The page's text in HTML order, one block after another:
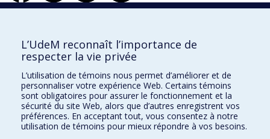
Faculté de l'aménagement
École d'architecture
École de design
École d'urbanisme et d'architecture de paysage
L’UdeM reconnaît l’importance de
respecter la vie privée
L’utilisation de témoins nous permet d’améliorer et de
personnaliser votre expérience Web. Certains témoins
sont obligatoires pour assurer le fonctionnement et la
sécurité du site Web, alors que d’autres enregistrent vos
préférences. En acceptant tout, vous consentez à notre
utilisation de témoins pour mieux répondre à vos besoins.